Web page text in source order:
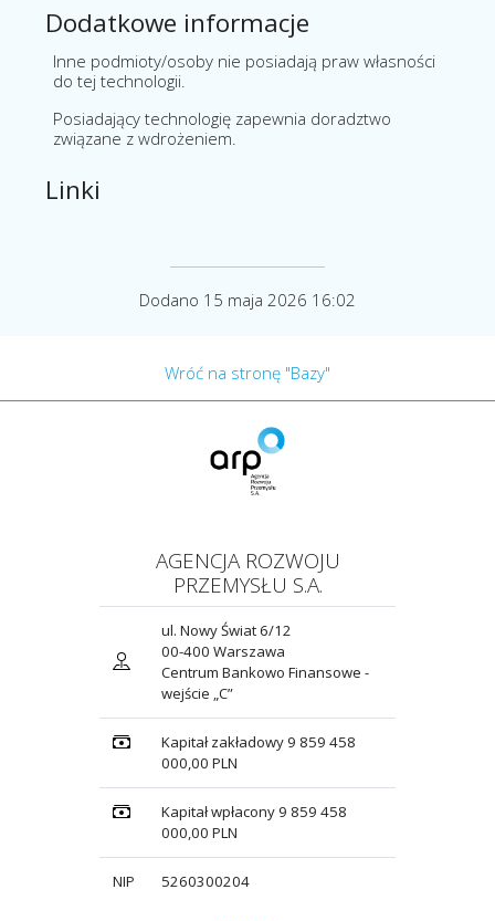
Dodatkowe informacje
Inne podmioty/osoby nie posiadają praw własności
do tej technologii.
Posiadający technologię zapewnia doradztwo
związane z wdrożeniem.
Linki
Dodano 15 maja 2026 16:02
Wróć na stronę "Bazy"
AGENCJA ROZWOJU
PRZEMYSŁU S.A.
ul. Nowy Świat 6/12
00-400 Warszawa
Centrum Bankowo Finansowe -
wejście „C”
Kapitał zakładowy 9 859 458
000,00 PLN
Kapitał wpłacony 9 859 458
000,00 PLN
NIP 5260300204